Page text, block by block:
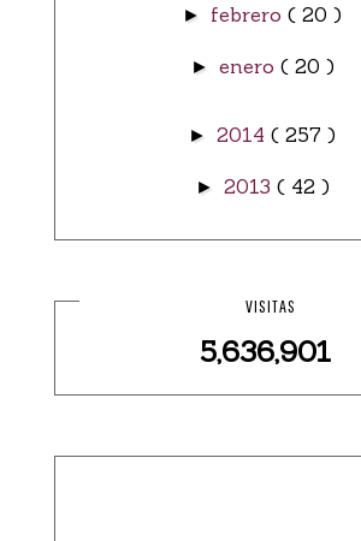
► febrero ( 20 )
► enero ( 20 )
► 2014 ( 257 )
► 2013 ( 42 )
VISITAS
5,636,901